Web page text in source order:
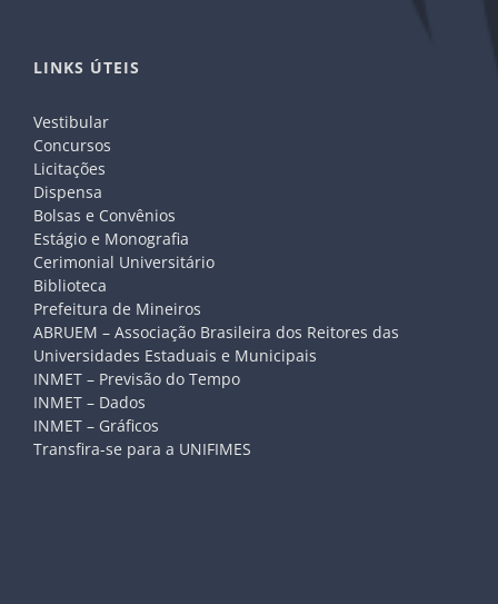
LINKS ÚTEIS
Vestibular
Concursos
Licitações
Dispensa
Bolsas e Convênios
Estágio e Monografia
Cerimonial Universitário
Biblioteca
Prefeitura de Mineiros
ABRUEM – Associação Brasileira dos Reitores das
Universidades Estaduais e Municipais
INMET – Previsão do Tempo
INMET – Dados
INMET – Gráficos
Transfira-se para a UNIFIMES